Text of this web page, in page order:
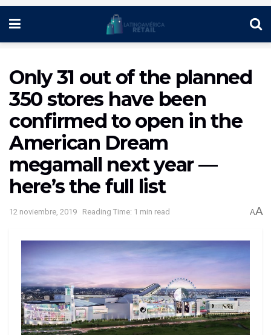
Only 31 out of the planned
350 stores have been
confirmed to open in the
American Dream
megamall next year —
here’s the full list
12 noviembre, 2019 Reading Time: 1 min read AA